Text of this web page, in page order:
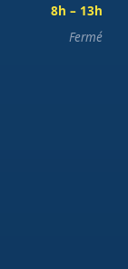
8h – 13h
Fermé